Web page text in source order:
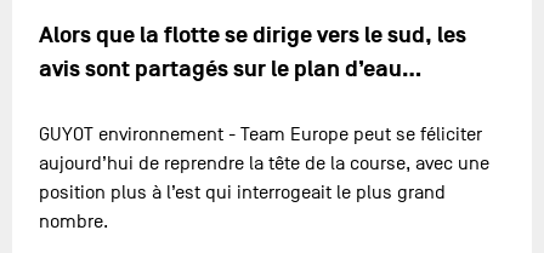
Alors que la flotte se dirige vers le sud, les
avis sont partagés sur le plan d’eau…
GUYOT environnement - Team Europe peut se féliciter
aujourd’hui de reprendre la tête de la course, avec une
position plus à l’est qui interrogeait le plus grand
nombre.